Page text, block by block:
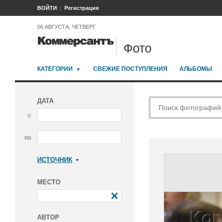
ВОЙТИ Регистрация
06 АВГУСТА, ЧЕТВЕРГ
Фото
КАТЕГОРИИ СВЕЖИЕ ПОСТУПЛЕНИЯ АЛЬБОМЫ
ДАТА
с
по
ИСТОЧНИК
МЕСТО
АВТОР